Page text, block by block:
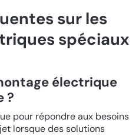
sur les
spéciaux
électrique
?
pour répondre aux besoins
lorsque des solutions